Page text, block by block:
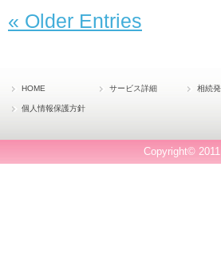
« Older Entries
HOME サービス詳細 相続
個人情報保護方針
Copyright©